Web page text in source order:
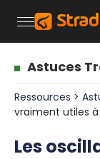
Astuces
Ressources >
vraiment utiles
Les